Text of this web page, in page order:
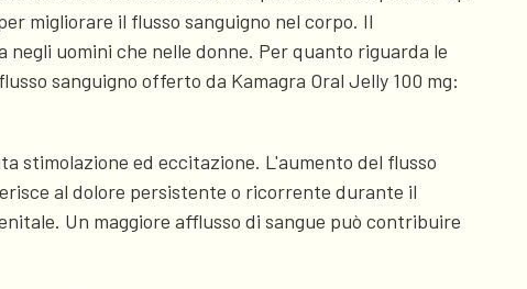
migliorare il flusso sanguigno nel corpo. Il
negli uomini che nelle donne. Per quanto riguarda le
sanguigno offerto da Kamagra Oral Jelly 100 mg:
stimolazione ed eccitazione. L'aumento del flusso
al dolore persistente o ricorrente durante il
Un maggiore afflusso di sangue può contribuire